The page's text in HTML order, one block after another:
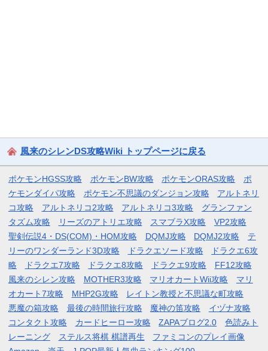
風来のシレンDS攻略Wiki トップページに戻る
ポケモンHGSS攻略 ポケモンBW攻略 ポケモンORAS攻略
ポ
ケモンダイパ攻略
ポケモン不思議のダンジョン攻略
アルトネリ
コ攻略
アルトネリコ2攻略 アルトネリコ3攻略
グランファン
タズム攻略
リーズのアトリエ攻略 スマブラX攻略
VP2攻略
聖剣伝説4・DS(COM)・HOM攻略
DQMJ攻略 DQMJ2攻略
テ
リーのワンダーランド3D攻略
ドラクエソード攻略
ドラクエ6攻
略
ドラクエ7攻略 ドラクエ8攻略 ドラクエ9攻略
FF12攻略
風来のシレン攻略
MOTHER3攻略 マリオカートWii攻略
マリ
オカート7攻略
MHP2G攻略
レイトン教授と不思議な町攻略
悪魔の箱攻略
最後の時間旅行攻略 魔神の笛攻略
イヅナ攻略
コンタクト攻略
カードヒーロー攻略 ZAPAブログ2.0
色読みト
レーニング
ステルス将棋 棋譜再生
ファミコンのプレイ画像